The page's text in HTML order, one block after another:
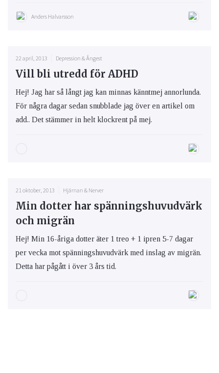
Anders Halvarsson
22 april, 2013 Depression & Ångest
Vill bli utredd för ADHD
Hej! Jag har så långt jag kan minnas känntmej annorlunda.
För några dagar sedan snubblade jag över en artikel om
add.. Det stämmer in helt klockrent på mej.
21 oktober, 2013 Hjärnan & Nerver
Min dotter har spänningshuvudvärk
och migrän
Hej! Min 16-åriga dotter äter 1 treo + 1 ipren 5-7 dagar
per vecka mot spänningshuvudvärk med inslag av migrän.
Detta har pågått i över 3 års tid.